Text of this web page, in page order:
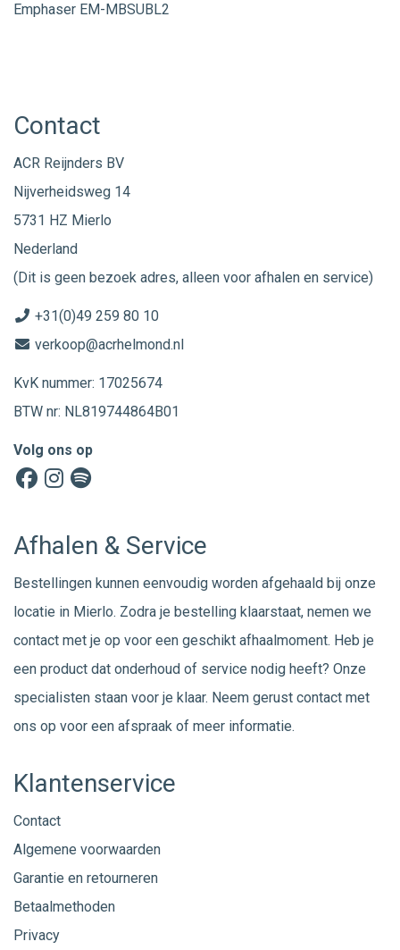
Emphaser EM-MBSUBL2
Contact
ACR Reijnders BV
Nijverheidsweg 14
5731 HZ Mierlo
Nederland
(Dit is geen bezoek adres, alleen voor afhalen en service)
+31(0)49 259 80 10
verkoop@acrhelmond.nl
KvK nummer: 17025674
BTW nr: NL819744864B01
Volg ons op
Afhalen & Service
Bestellingen kunnen eenvoudig worden afgehaald bij onze
locatie in Mierlo. Zodra je bestelling klaarstaat, nemen we
contact met je op voor een geschikt afhaalmoment. Heb je
een product dat onderhoud of service nodig heeft? Onze
specialisten staan voor je klaar. Neem gerust contact met
ons op voor een afspraak of meer informatie.
Klantenservice
Contact
Algemene voorwaarden
Garantie en retourneren
Betaalmethoden
Privacy